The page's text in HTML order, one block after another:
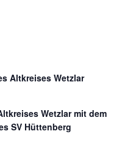
Altkreises Wetzlar
Wetzlar mit dem
SV Hüttenberg